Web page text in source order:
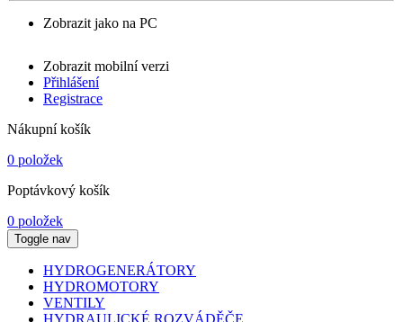
Zobrazit jako na PC
Zobrazit mobilní verzi
Přihlášení
Registrace
Nákupní košík
0 položek
Poptávkový košík
0 položek
Toggle nav
HYDROGENERÁTORY
HYDROMOTORY
VENTILY